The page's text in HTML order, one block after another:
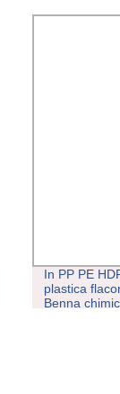
In PP PE
plastica
Benna